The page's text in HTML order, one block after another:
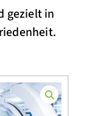
gezielt in